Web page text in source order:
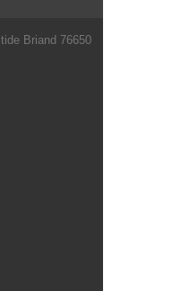
Briand 76650